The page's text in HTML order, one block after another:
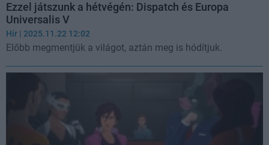
Ezzel játszunk a hétvégén: Dispatch és Europa
Universalis V
Hír | 2025.11.22 12:02
Előbb megmentjük a világot, aztán meg is hódítjuk.